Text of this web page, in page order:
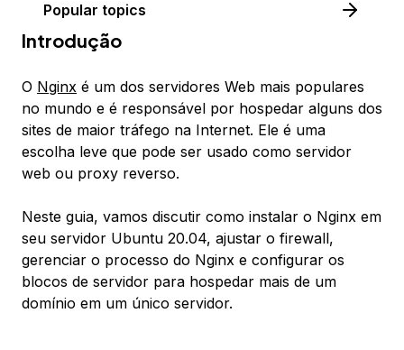
Popular topics
Introdução
O Nginx é um dos servidores Web mais populares
no mundo e é responsável por hospedar alguns dos
sites de maior tráfego na Internet. Ele é uma
escolha leve que pode ser usado como servidor
web ou proxy reverso.
Neste guia, vamos discutir como instalar o Nginx em
seu servidor Ubuntu 20.04, ajustar o firewall,
gerenciar o processo do Nginx e configurar os
blocos de servidor para hospedar mais de um
domínio em um único servidor.